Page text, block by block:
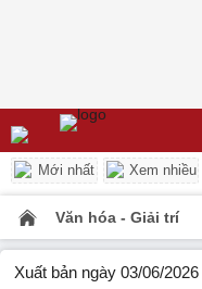
Mới nhất Xem nhiều
Văn hóa - Giải trí
Xuất bản ngày 03/06/